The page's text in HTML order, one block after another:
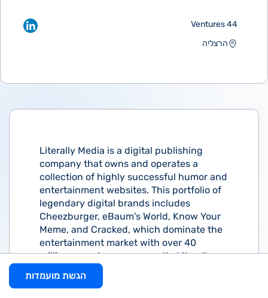
44 Ventures
הרצליה
Literally Media is a digital publishing
company that owns and operates a
collection of highly successful humor and
entertainment websites. This portfolio of
legendary digital brands includes
Cheezburger, eBaum's World, Know Your
Meme, and Cracked, which dominate the
entertainment market with over 40
million organic users a month. Literally
Media operates as part of the 44 Ventures
group, founded by Israeli entrepreneur
הגשת מועמדות